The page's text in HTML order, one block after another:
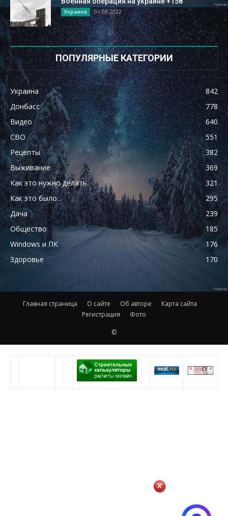
Украина 01.08.2022
ПОПУЛЯРНЫЕ КАТЕГОРИИ
Украина
842
Донбасс
778
Видео
640
СВО
551
Рецепты
382
Выживание
369
Как это нужно делать
321
Как это было...
295
Дача
239
Общество
185
Windows и ПК
176
Здоровье
170
Главная страница О сайте Об авторе
Карта сайта
Регистрация
Фото
©